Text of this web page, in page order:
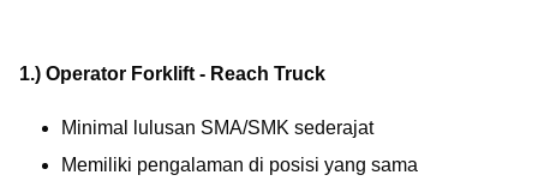
1.) Operator Forklift - Reach Truck
Minimal lulusan SMA/SMK sederajat
Memiliki pengalaman di posisi yang sama